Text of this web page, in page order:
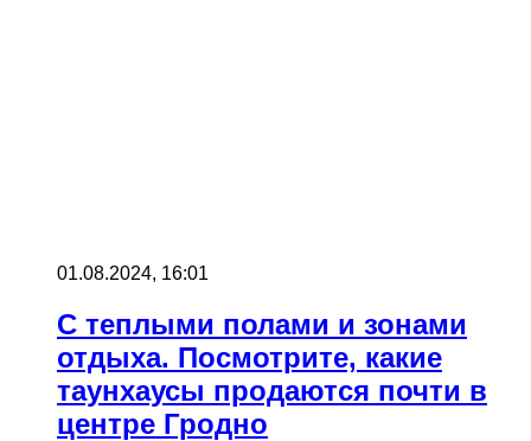
01.08.2024, 16:01
С теплыми полами и зонами
отдыха. Посмотрите, какие
таунхаусы продаются почти в
центре Гродно